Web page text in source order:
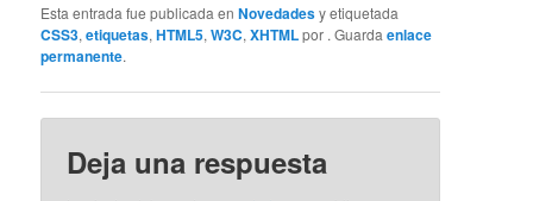
Esta entrada fue publicada enNovedadesy etiquetada
CSS3,etiquetas,HTML5,W3C,XHTMLpor . Guardaenlace
permanente.
Deja una respuesta